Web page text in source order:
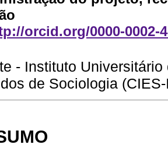
orcid.org/0000-0002-
- Instituto
de Sociologia